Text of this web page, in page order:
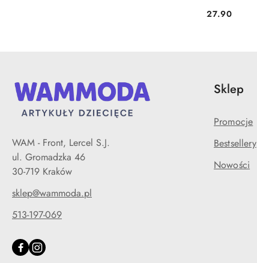
Cena:
27.90
WAM - Front, Lercel S.J.
ul. Gromadzka 46
30-719 Kraków
sklep@wammoda.pl
513-197-069
Sklep
Promocje
Bestsellery
Nowości